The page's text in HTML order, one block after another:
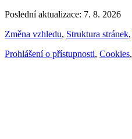
Poslední aktualizace: 7. 8. 2026
Změna vzhledu, Struktura stránek,
Prohlášení o přístupnosti, Cookies,